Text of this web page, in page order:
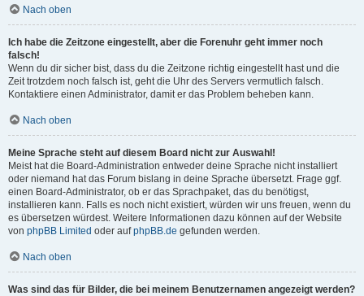
Nach oben
Ich habe die Zeitzone eingestellt, aber die Forenuhr geht immer noch
falsch!
Wenn du dir sicher bist, dass du die Zeitzone richtig eingestellt hast und die
Zeit trotzdem noch falsch ist, geht die Uhr des Servers vermutlich falsch.
Kontaktiere einen Administrator, damit er das Problem beheben kann.
Nach oben
Meine Sprache steht auf diesem Board nicht zur Auswahl!
Meist hat die Board-Administration entweder deine Sprache nicht installiert
oder niemand hat das Forum bislang in deine Sprache übersetzt. Frage ggf.
einen Board-Administrator, ob er das Sprachpaket, das du benötigst,
installieren kann. Falls es noch nicht existiert, würden wir uns freuen, wenn du
es übersetzen würdest. Weitere Informationen dazu können auf der Website
von phpBB Limited oder aufphpBB.de gefunden werden.
Nach oben
Was sind das für Bilder, die bei meinem Benutzernamen angezeigt werden?